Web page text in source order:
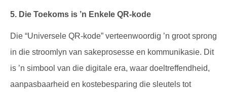
5. Die Toekoms is ’n Enkele QR-kode
Die “Universele QR-kode” verteenwoordig ’n groot sprong
in die stroomlyn van sakeprosesse en kommunikasie. Dit
is ’n simbool van die digitale era, waar doeltreffendheid,
aanpasbaarheid en kostebesparing die sleutels tot